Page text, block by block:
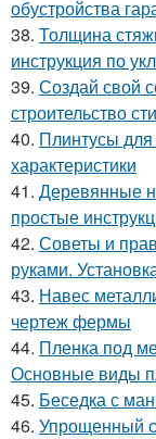
обустройства
38. Толщина
инструкция по
39. Создай свой
строительство
40. Плинтусы
характеристики
41. Деревянные
простые
42. Советы и
руками.
43. Навес
чертеж фермы
44. Пленка под
Основные виды
45. Беседка с
46. Упрощенный